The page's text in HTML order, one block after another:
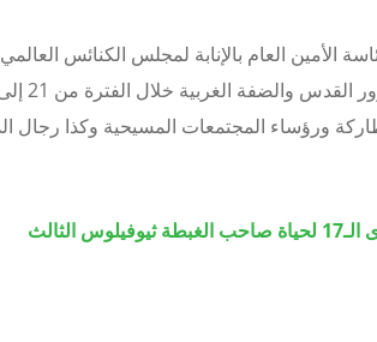
الأمين العام بالإنابة لمجلس الكنائس
ورؤساء المجتمعات المسيحية وكذا رجال
الثالث